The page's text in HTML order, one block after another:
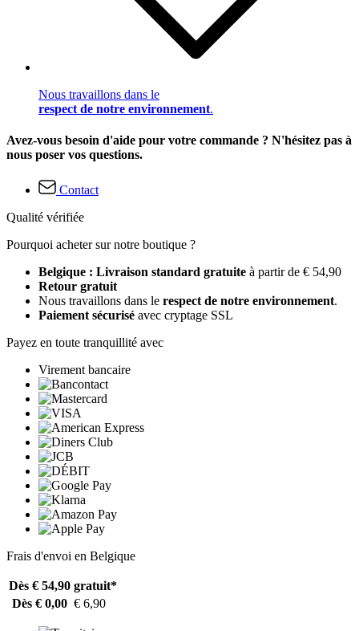
Nous travaillons dans le
respect de notre environnement.
Avez-vous besoin d'aide pour votre commande ? N'hésitez pas à
nous poser vos questions.
Contact
Qualité vérifiée
Pourquoi acheter sur notre boutique ?
Belgique : Livraison standard gratuite à partir de € 54,90
Retour gratuit
Nous travaillons dans le respect de notre environnement.
Paiement sécurisé avec cryptage SSL
Payez en toute tranquillité avec
Virement bancaire
Frais d'envoi en Belgique
Dès € 54,90 gratuit*
Dès € 0,00 € 6,90